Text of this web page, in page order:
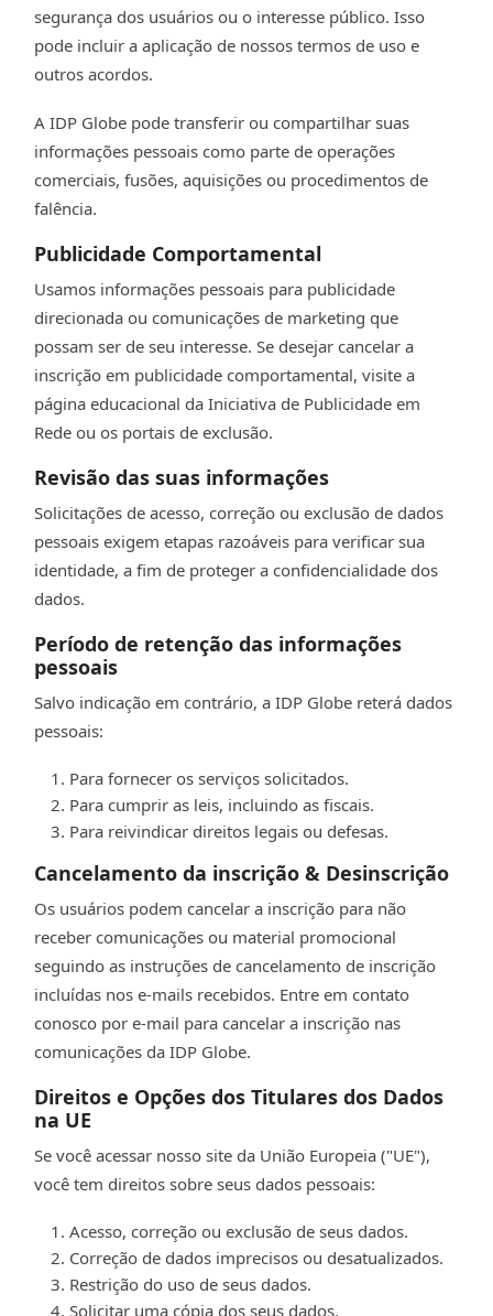
segurança dos usuários ou o interesse público. Isso
pode incluir a aplicação de nossos termos de uso e
outros acordos.
A IDP Globe pode transferir ou compartilhar suas
informações pessoais como parte de operações
comerciais, fusões, aquisições ou procedimentos de
falência.
Publicidade Comportamental
Usamos informações pessoais para publicidade
direcionada ou comunicações de marketing que
possam ser de seu interesse. Se desejar cancelar a
inscrição em publicidade comportamental, visite a
página educacional da Iniciativa de Publicidade em
Rede ou os portais de exclusão.
Revisão das suas informações
Solicitações de acesso, correção ou exclusão de dados
pessoais exigem etapas razoáveis para verificar sua
identidade, a fim de proteger a confidencialidade dos
dados.
Período de retenção das informações
pessoais
Salvo indicação em contrário, a IDP Globe reterá dados
pessoais:
Para fornecer os serviços solicitados.
Para cumprir as leis, incluindo as fiscais.
Para reivindicar direitos legais ou defesas.
Cancelamento da inscrição & Desinscrição
Os usuários podem cancelar a inscrição para não
receber comunicações ou material promocional
seguindo as instruções de cancelamento de inscrição
incluídas nos e-mails recebidos. Entre em contato
conosco por e-mail para cancelar a inscrição nas
comunicações da IDP Globe.
Direitos e Opções dos Titulares dos Dados
na UE
Se você acessar nosso site da União Europeia ("UE"),
você tem direitos sobre seus dados pessoais:
Acesso, correção ou exclusão de seus dados.
Correção de dados imprecisos ou desatualizados.
Restrição do uso de seus dados.
Solicitar uma cópia dos seus dados.